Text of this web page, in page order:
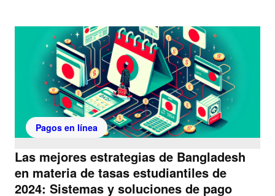
Pagos en línea
Las mejores estrategias de Bangladesh
en materia de tasas estudiantiles de
2024: Sistemas y soluciones de pago